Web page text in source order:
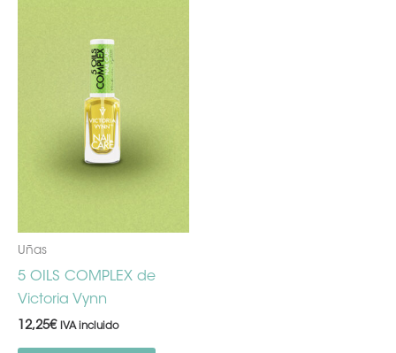
Uñas
5 OILS COMPLEX de
Victoria Vynn
12,25€ IVA incluido